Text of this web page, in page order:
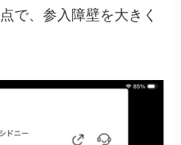
点で、参入障壁を大きく